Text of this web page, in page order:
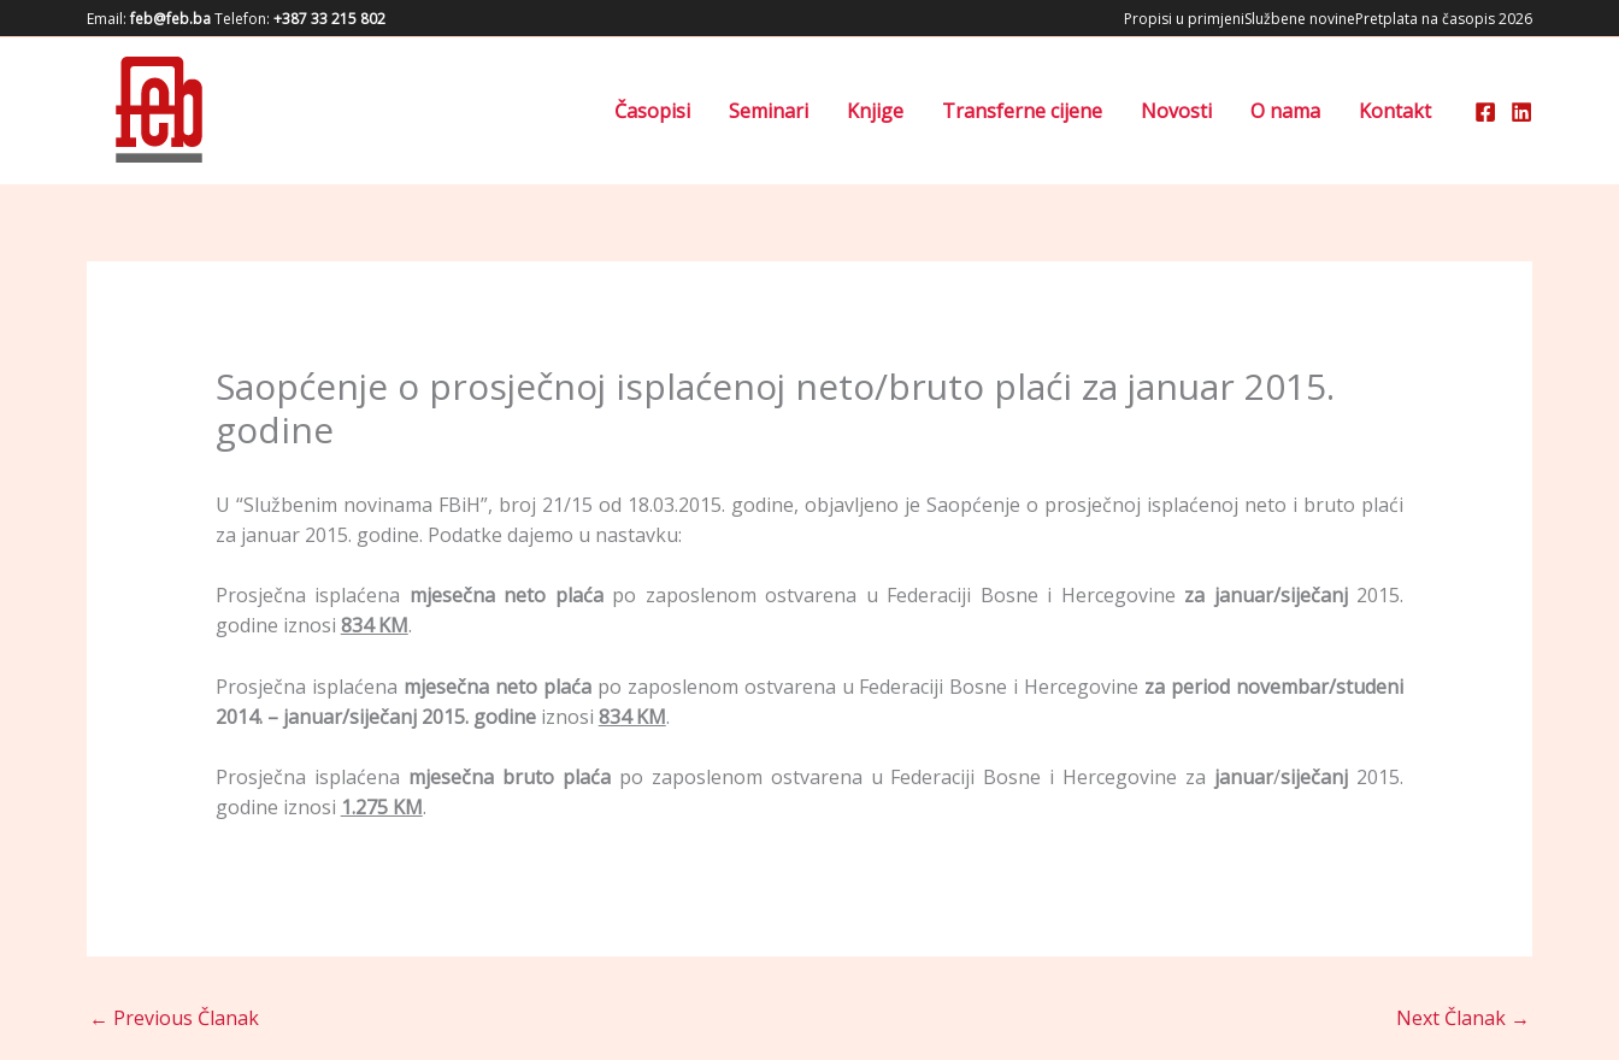
to
Email:feb@feb.baTelefon: +387 33 215 802 Propisi u primjeniSlužbene novinePretplata na časopis 2026
Časopisi Seminari Knjige Transferne cijene Novosti O nama Kontakt
Saopćenje o prosječnoj isplaćenoj neto/bruto plaći za januar 2015.
godine
U “Službenim novinama FBiH”, broj 21/15 od 18.03.2015. godine, objavljeno je Saopćenje o prosječnoj isplaćenoj neto i bruto plaći
za januar 2015. godine. Podatke dajemo u nastavku:
Prosječna isplaćena mjesečna neto plaćapo zaposlenom ostvarena u Federaciji Bosne i Hercegovine za januar/siječanj2015.
godine iznosi 834 KM.
Prosječna isplaćena mjesečna neto plaćapo zaposlenom ostvarena u Federaciji Bosne i Hercegovine za period novembar/studeni
2014. – januar/siječanj 2015. godineiznosi 834 KM.
Prosječna isplaćena mjesečna bruto plaćapo zaposlenom ostvarena u Federaciji Bosne i Hercegovine za januar/siječanj 2015.
godine iznosi 1.275 KM.
← Previous Članak Next Članak →